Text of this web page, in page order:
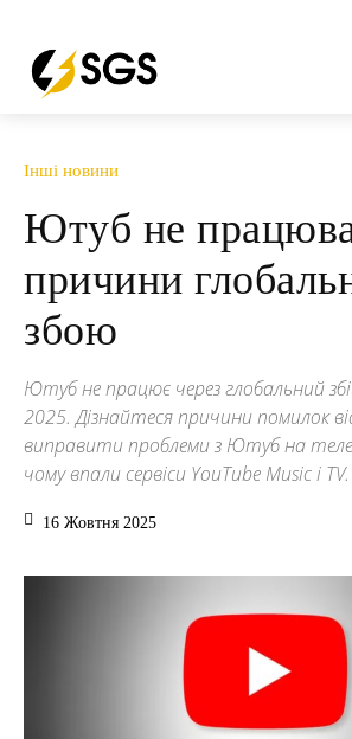
Інші новини
Ютуб не
причини
збою
Ютуб не працює через глобальний
2025. Дізнайтеся причини помилок
виправити проблеми з Ютуб на
чому впали сервіси YouTube Music і TV.
16 Жовтня 2025